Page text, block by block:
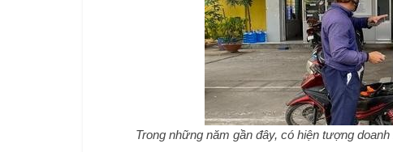
Trong những năm gần đây, có hiện tượng